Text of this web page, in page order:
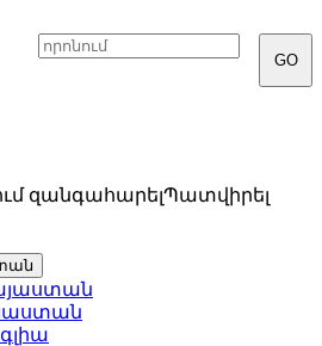
GO
զանգահարելՊատվիրել